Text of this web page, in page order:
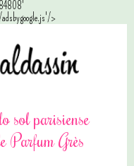
>
sol parisiense
Parfum Grès